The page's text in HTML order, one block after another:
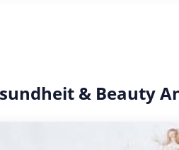
& Beauty